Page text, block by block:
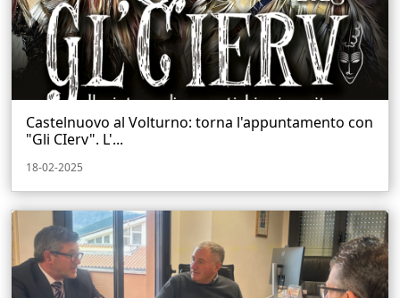
Castelnuovo al Volturno: torna l'appuntamento con
"Gli CIerv". L'...
18-02-2025